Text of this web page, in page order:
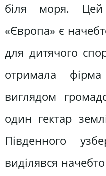
біля моря. Цей
«Європа» є
для дитячого
отримала
виглядом
один гектар
Південного
виділявся